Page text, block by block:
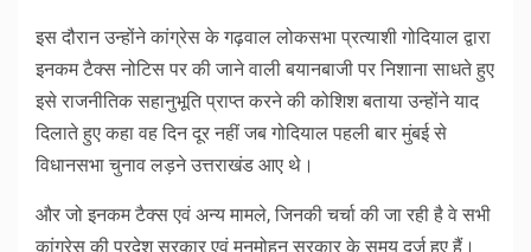
इस दौरान उन्होंने कांग्रेस के गढ़वाल लोकसभा प्रत्याशी गोदियाल द्वारा
इनकम टैक्स नोटिस पर की जाने वाली बयानबाजी पर निशाना साधते हुए
इसे राजनीतिक सहानुभूति प्राप्त करने की कोशिश बताया उन्होंने याद
दिलाते हुए कहा वह दिन दूर नहीं जब गोदियाल पहली बार मुंबई से
विधानसभा चुनाव लड़ने उत्तराखंड आए थे।
और जो इनकम टैक्स एवं अन्य मामले, जिनकी चर्चा की जा रही है वे सभी
कांग्रेस की प्रदेश सरकार एवं मनमोहन सरकार के समय दर्ज हुए हैं।